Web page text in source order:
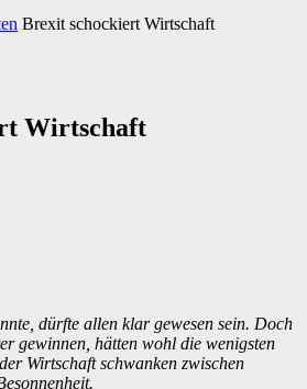
Brexit schockiert Wirtschaft
Wirtschaft
dürfte allen klar gewesen sein. Doch
gewinnen, hätten wohl die wenigsten
Wirtschaft schwanken zwischen